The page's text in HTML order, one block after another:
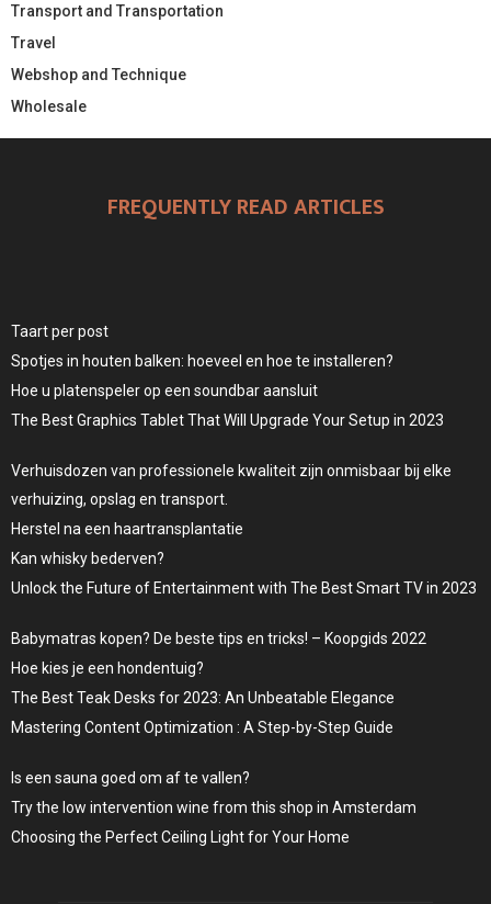
Transport and Transportation
Travel
Webshop and Technique
Wholesale
FREQUENTLY READ ARTICLES
Taart per post
Spotjes in houten balken: hoeveel en hoe te installeren?
Hoe u platenspeler op een soundbar aansluit
The Best Graphics Tablet That Will Upgrade Your Setup in 2023
Verhuisdozen van professionele kwaliteit zijn onmisbaar bij elke
verhuizing, opslag en transport.
Herstel na een haartransplantatie
Kan whisky bederven?
Unlock the Future of Entertainment with The Best Smart TV in 2023
Babymatras kopen? De beste tips en tricks! – Koopgids 2022
Hoe kies je een hondentuig?
The Best Teak Desks for 2023: An Unbeatable Elegance
Mastering Content Optimization : A Step-by-Step Guide
Is een sauna goed om af te vallen?
Try the low intervention wine from this shop in Amsterdam
Choosing the Perfect Ceiling Light for Your Home